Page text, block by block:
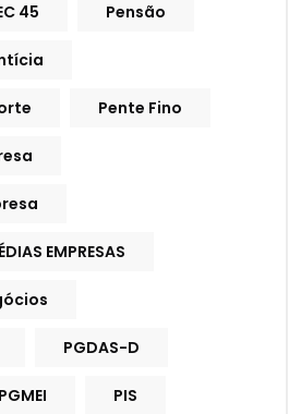
45 Pensão
Pente Fino
EMPRESAS
PGDAS-D
PGMEI PIS